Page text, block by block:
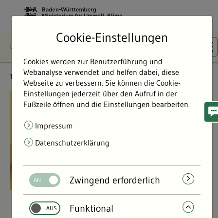
Themen Klima & Energie
©
Klima & Energie
Cookie-Einstellungen
Cookies werden zur Benutzerführung und
Webanalyse verwendet und helfen dabei, diese
Webseite zu verbessern. Sie können die Cookie-
Einstellungen jederzeit über den Aufruf in der
Fußzeile öffnen und die Einstellungen bearbeiten.
Impressum
Datenschutzerklärung
Zwingend erforderlich
Funktional